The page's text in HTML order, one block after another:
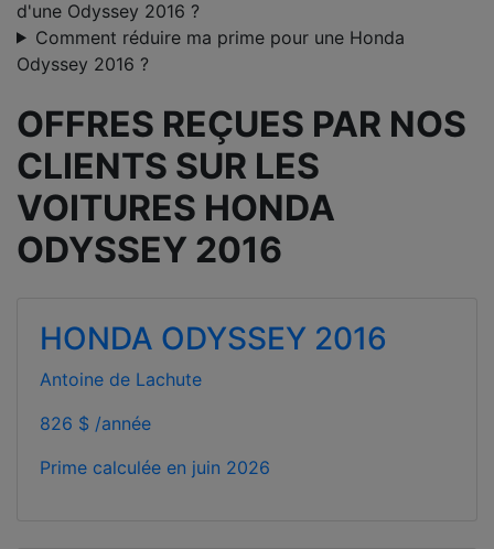
d'une Odyssey 2016 ?
Comment réduire ma prime pour une Honda
Odyssey 2016 ?
OFFRES REÇUES PAR NOS
CLIENTS SUR LES
VOITURES HONDA
ODYSSEY 2016
HONDA ODYSSEY 2016
Antoine de Lachute
826 $ /année
Prime calculée en juin 2026